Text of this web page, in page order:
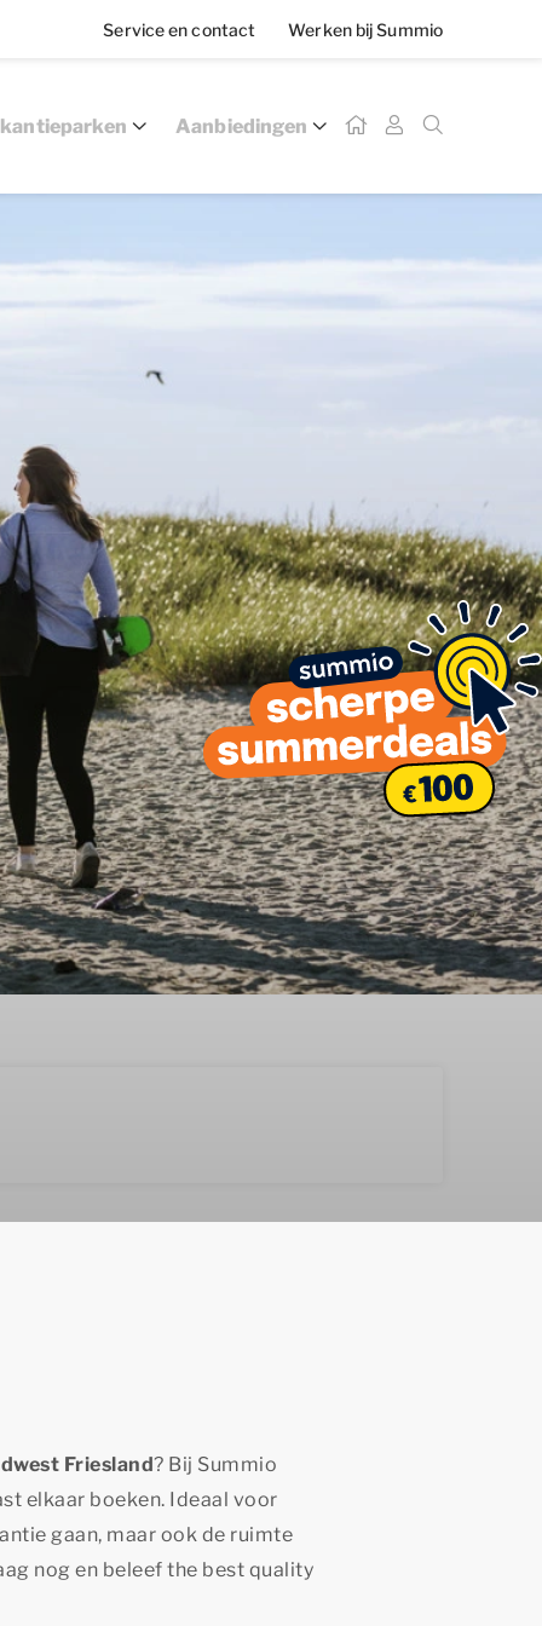
Service en contact Werken bij Summio
Aanbiedingen
Friesland? Bij Summio
elkaar boeken. Ideaal voor
gaan, maar ook de ruimte
nog en beleef the best quality